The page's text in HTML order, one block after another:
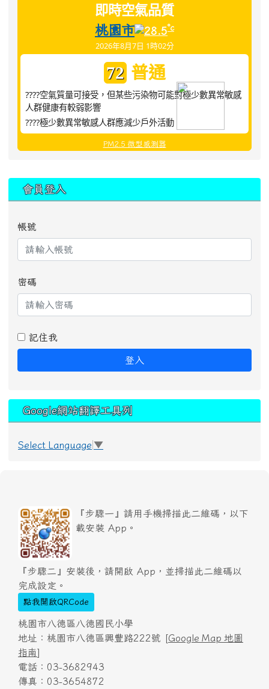
即時空氣品質
桃園市 28.5°c
2026年8月7日 1時02分
72 普通
????空氣質量可接受，但某些污染物可能對極少數異常敏感
人群健康有較弱影響
????極少數異常敏感人群應減少戶外活動
PM2.5 微型感測器
會員登入
帳號
密碼
記住我
登入
Google網站翻譯工具列
Select Language ▼
『步驟一』請用手機掃描此二維碼，以下
載安裝 App。
『步驟二』安裝後，請開啟 App，並掃描此二維碼以
完成設定。
點我開啟QRCode
桃園市八德區八德國民小學
地址：桃園市八德區興豐路222號 [Google Map 地圖
指南]
電話：03-3682943
傳真：03-3654872